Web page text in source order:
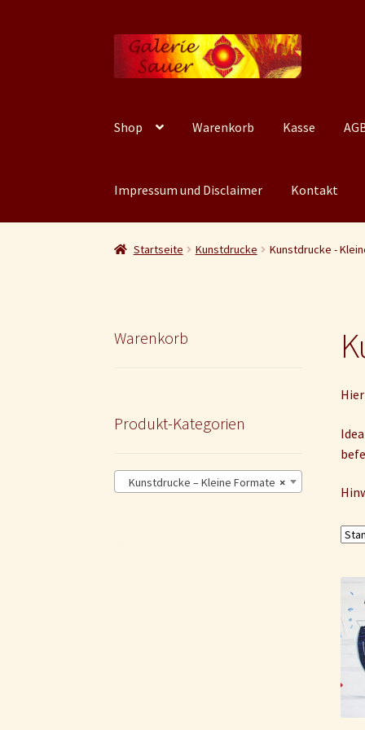
Zur
Navigation
springen
Zum
Inhalt
springen
Shop Warenkorb Kasse
Impressum und Disclaimer Kontakt
Startseite Kunstdrucke Kunstdrucke -
Warenkorb
Produkt-Kategorien
×
Kunstdrucke – Kleine Formate